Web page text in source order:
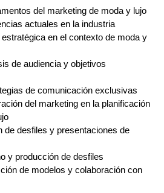
del marketing de moda y lujo
actuales en la industria
en el contexto de moda y
de audiencia y objetivos
de comunicación exclusivas
del marketing en la planificación
de desfiles y presentaciones de
y producción de desfiles
de modelos y colaboración con